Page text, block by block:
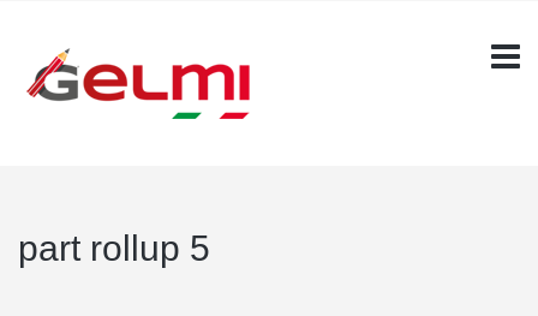
part rollup 5